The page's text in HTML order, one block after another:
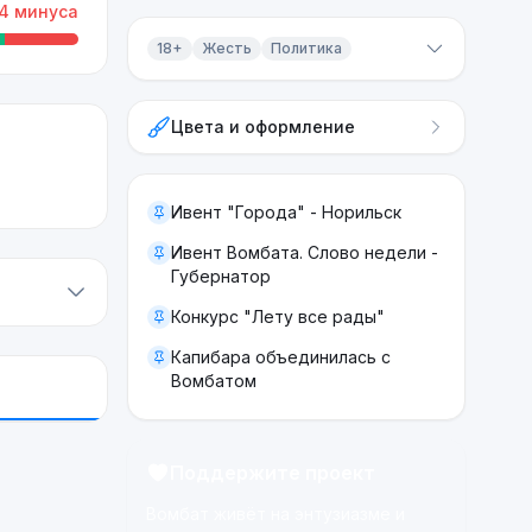
4 минуса
18+ Жесть Политика
ЖестьЦвета и оформление
Ивент "Города" - Норильск
Ивент Вомбата. Слово недели -
Губернатор
Конкурс "Лету все рады"
Капибара объединилась с
Вомбатом